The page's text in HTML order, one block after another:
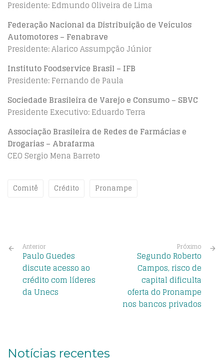
Presidente: Edmundo Oliveira de Lima
Federação Nacional da Distribuição de Veículos
Automotores – Fenabrave
Presidente: Alarico Assumpção Júnior
Instituto Foodservice Brasil – IFB
Presidente: Fernando de Paula
Sociedade Brasileira de Varejo e Consumo – SBVC
Presidente Executivo: Eduardo Terra
Associação Brasileira de Redes de Farmácias e
Drogarias – Abrafarma
CEO Sergio Mena Barreto
Comitê Crédito Pronampe
Anterior
Paulo Guedes
discute acesso ao
crédito com líderes
da Unecs
Próximo
Segundo Roberto
Campos, risco de
capital dificulta
oferta do Pronampe
nos bancos privados
Notícias recentes